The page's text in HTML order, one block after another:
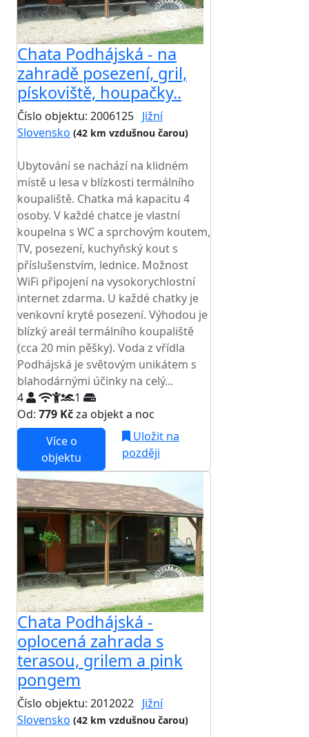
Chata Podhájská - na
zahradě posezení, gril,
pískoviště, houpačky..
Číslo objektu: 2006125 Jižní
Slovensko (42 km vzdušnou čarou)
Ubytování se nachází na klidném
místě u lesa v blízkosti termálního
koupaliště. Chatka má kapacitu 4
osoby. V každé chatce je vlastní
koupelna s WC a sprchovým koutem,
TV, posezení, kuchyňský kout s
příslušenstvím, lednice. Možnost
WiFi připojení na vysokorychlostní
internet zdarma. U každé chatky je
venkovní kryté posezení. Výhodou je
blízký areál termálního koupaliště
(cca 20 min pěšky). Voda z vřídla
Podhájská je světovým unikátem s
blahodárnými účinky na celý...
4
1
Od: 779 Kčza objekt a noc
Více o
objektu
Uložit na
později
Chata Podhájská -
oplocená zahrada s
terasou, grilem a pink
pongem
Číslo objektu: 2012022 Jižní
Slovensko (42 km vzdušnou čarou)